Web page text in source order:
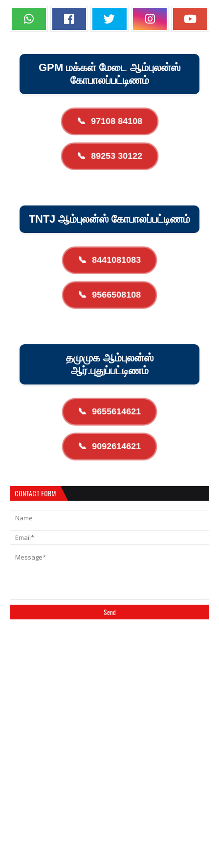
GPM மக்கள் மேடை ஆம்புலன்ஸ்
கோபாலப்பட்டிணம்
📞 97108 84108
📞 89253 30122
TNTJ ஆம்புலன்ஸ் கோபாலப்பட்டிணம்
📞 8441081083
📞 9566508108
தமுமுக ஆம்புலன்ஸ்
ஆர்.புதுப்பட்டிணம்
📞 9655614621
📞 9092614621
CONTACT FORM